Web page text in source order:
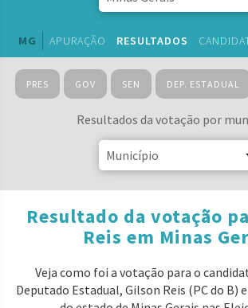
MG APURAÇÃO RESULTADOS
PRES GOV SEN DEP. ESTADUAL
Resultados da votação por
Resultado da votação
Reis em Minas
Veja como foi a votação para o
Deputado Estadual, Gilson Reis (PC do B)